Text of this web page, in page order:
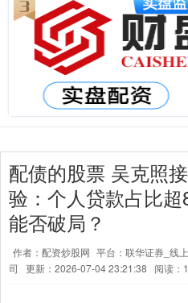
配债的股票 吴克照
验：个人贷款占比
能否破局？
作者：配资炒股网 平台：联华证券_线
司
更新：2026-07-04 23:21:38 阅读：